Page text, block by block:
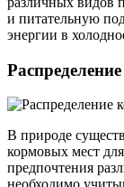
и питательную
энергии в
В природе
кормовых мест
предпочтения